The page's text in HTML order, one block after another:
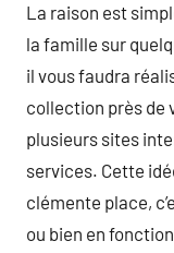
La raison est
la famille sur
il vous faudra
collection près de
plusieurs sites
services. Cette
clémente place,
ou bien en